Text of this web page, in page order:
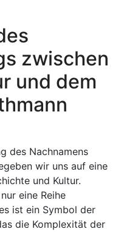
zwischen
und dem
des Nachnamens
wir uns auf eine
und Kultur.
eine Reihe
ist ein Symbol der
die Komplexität der